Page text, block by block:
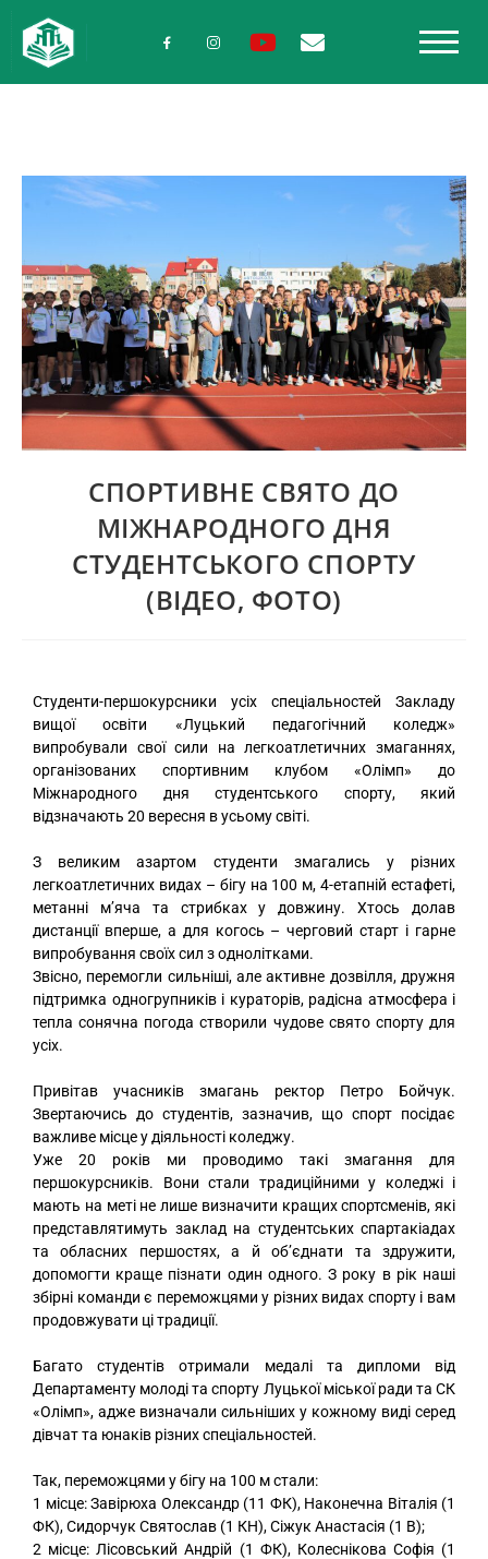
СПОРТИВНЕ СВЯТО ДО
МІЖНАРОДНОГО ДНЯ
СТУДЕНТСЬКОГО СПОРТУ
(ВІДЕО, ФОТО)
Студенти-першокурсники усіх спеціальностей Закладу
вищої освіти «Луцький педагогічний коледж»
випробували свої сили на легкоатлетичних змаганнях,
організованих спортивним клубом «Олімп» до
Міжнародного дня студентського спорту, який
відзначають 20 вересня в усьому світі.
З великим азартом студенти змагались у різних
легкоатлетичних видах – бігу на 100 м, 4-етапній естафеті,
метанні м’яча та стрибках у довжину. Хтось долав
дистанції вперше, а для когось – черговий старт і гарне
випробування своїх сил з однолітками.
Звісно, перемогли сильніші, але активне дозвілля, дружня
підтримка одногрупників і кураторів, радісна атмосфера і
тепла сонячна погода створили чудове свято спорту для
усіх.
Привітав учасників змагань ректор Петро Бойчук.
Звертаючись до студентів, зазначив, що спорт посідає
важливе місце у діяльності коледжу.
Уже 20 років ми проводимо такі змагання для
першокурсників. Вони стали традиційними у коледжі і
мають на меті не лише визначити кращих спортсменів, які
представлятимуть заклад на студентських спартакіадах
та обласних першостях, а й об’єднати та здружити,
допомогти краще пізнати один одного. З року в рік наші
збірні команди є переможцями у різних видах спорту і вам
продовжувати ці традиції.
Багато студентів отримали медалі та дипломи від
Департаменту молоді та спорту Луцької міської ради та СК
«Олімп», адже визначали сильніших у кожному виді серед
дівчат та юнаків різних спеціальностей.
Так, переможцями у бігу на 100 м стали:
1 місце: Завірюха Олександр (11 ФК), Наконечна Віталія (1
ФК), Сидорчук Святослав (1 КН), Сіжук Анастасія (1 В);
2 місце: Лісовський Андрій (1 ФК), Колеснікова Софія (1